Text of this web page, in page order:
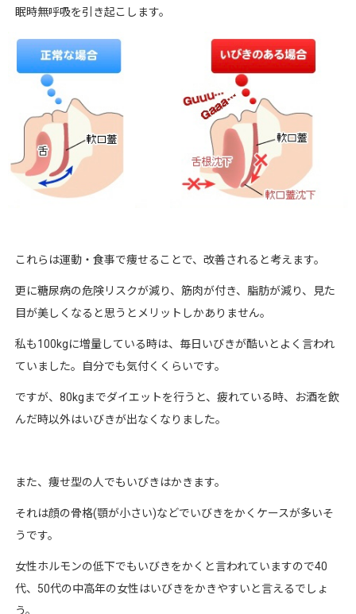
眠時無呼吸を引き起こします。
これらは運動・食事で痩せることで、改善されると考えます。
更に糖尿病の危険リスクが減り、筋肉が付き、脂肪が減り、見た
目が美しくなると思うとメリットしかありません。
私も100kgに増量している時は、毎日いびきが酷いとよく言われ
ていました。自分でも気付くくらいです。
ですが、80kgまでダイエットを行うと、疲れている時、お酒を飲
んだ時以外はいびきが出なくなりました。
また、痩せ型の人でもいびきはかきます。
それは顔の骨格(顎が小さい)などでいびきをかくケースが多いそ
うです。
女性ホルモンの低下でもいびきをかくと言われていますので40
代、50代の中高年の女性はいびきをかきやすいと言えるでしょ
う。